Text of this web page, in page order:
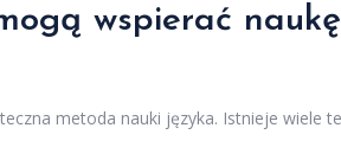
wspierać naukę
metoda nauki języka. Istnieje wiele